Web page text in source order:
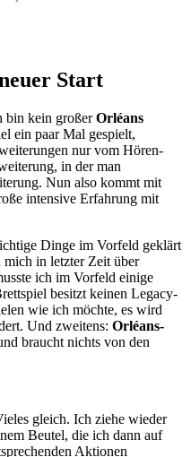
Start
bin kein großerOrléans
ein paar Mal gespielt,
nur vom Hören-
in der man
Nun also kommt mit
intensive Erfahrung mit
Dinge im Vorfeld geklärt
in letzter Zeit über
ich im Vorfeld einige
besitzt keinen Legacy-
wie ich möchte, es wird
Und zweitens: Orléans-
braucht nichts von den
gleich. Ich ziehe wieder
Beutel, die ich dann auf
Aktionen